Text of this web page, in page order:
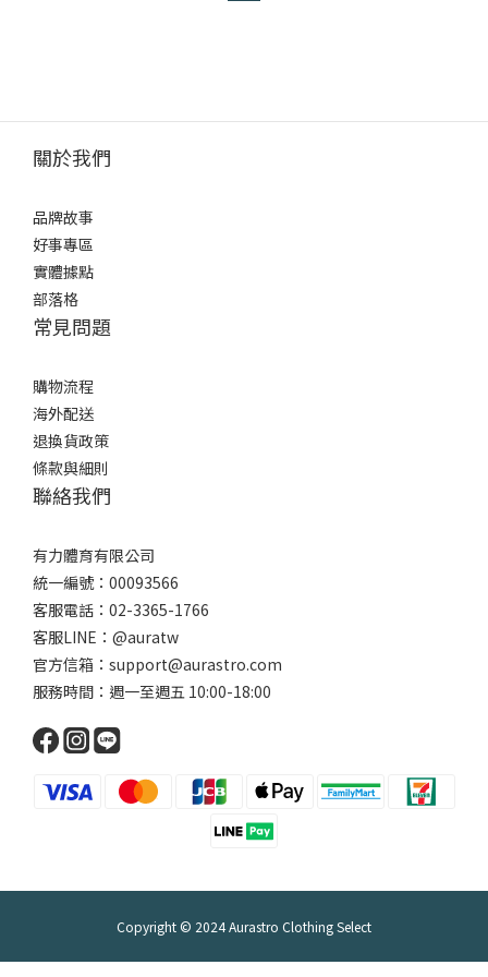
關於我們
品牌故事
好事專區
實體據點
部落格
常見問題
購物流程
海外配送
退換貨政策
條款與細則
聯絡我們
有力體育有限公司
統一編號：00093566
客服電話：02-3365-1766
客服LINE：@auratw
官方信箱：support@aurastro.com
服務時間：週一至週五 10:00-18:00
Copyright © 2024 Aurastro Clothing Select